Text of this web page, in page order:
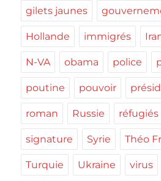
gilets jaunes
Hollande immigrés
N-VA obama police
poutine pouvoir
roman Russie réfugiés
signature Syrie Théo
Turquie Ukraine virus